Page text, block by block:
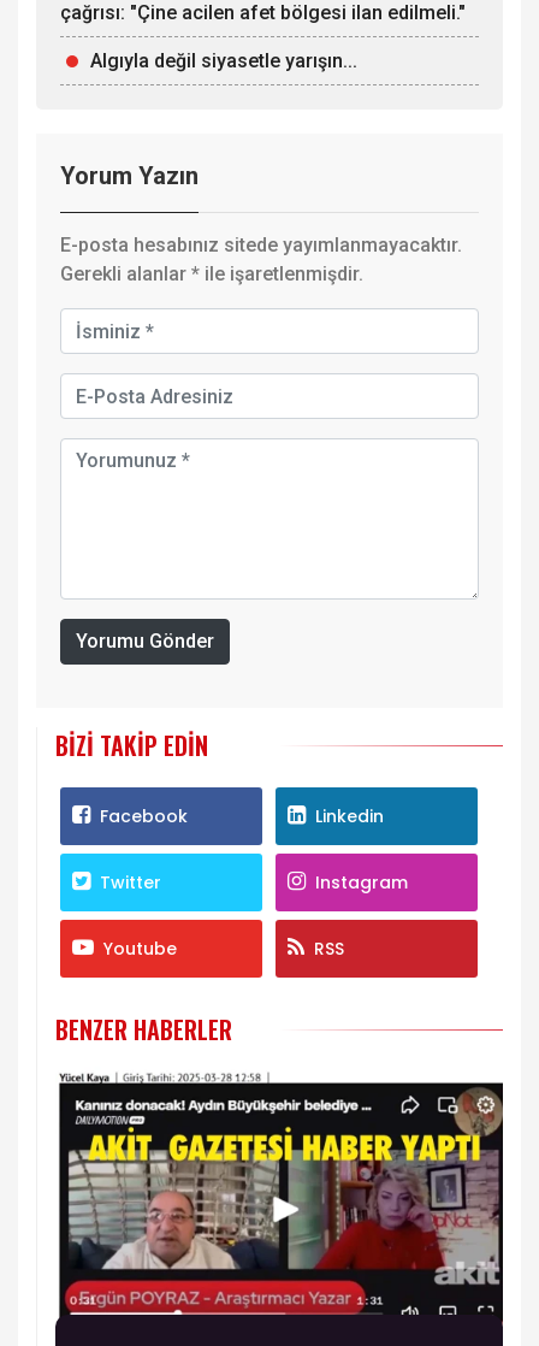
çağrısı: "Çine acilen afet bölgesi ilan edilmeli."
Algıyla değil siyasetle yarışın...
Yorum Yazın
E-posta hesabınız sitede yayımlanmayacaktır.
Gerekli alanlar * ile işaretlenmişdir.
Yorumu Gönder
BIZI TAKIP EDIN
Facebook Linkedin
Twitter Instagram
Youtube RSS
BENZER HABERLER